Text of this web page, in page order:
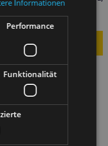
Hund 10kg
Informationen
Performance
Funktionalität